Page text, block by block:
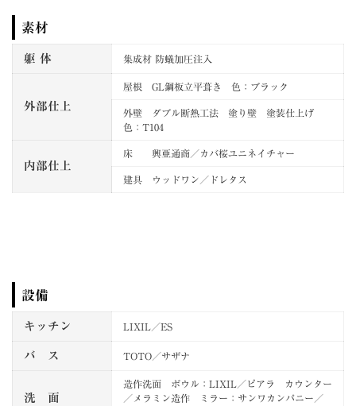
素材
躯 体 集成材 防蟻加圧注入
外部仕上
屋根 GL鋼板立平葺き 色：ブラック
外壁 ダブル断熱工法 塗り壁 塗装仕上げ
色：T104
内部仕上
床 興亜通商／カバ桜ユニネイチャー
建具 ウッドワン／ドレタス
設備
キッチン LIXIL／ES
バ ス TOTO／サザナ
洗 面
造作洗面 ボウル：LIXIL／ピアラ カウンター
／メラミン造作 ミラー：サンワカンパニー／